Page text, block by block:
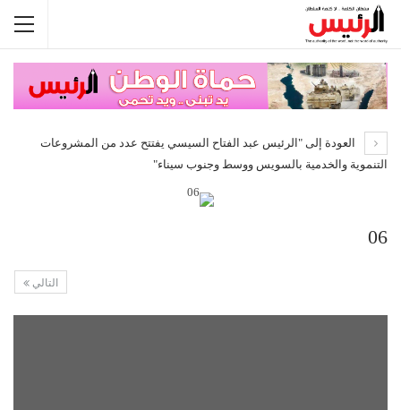
العودة إلى "الرئيس عبد الفتاح السيسي يفتتح عدد من المشروعات
التنموية والخدمية بالسويس ووسط وجنوب سيناء"
06
التالي